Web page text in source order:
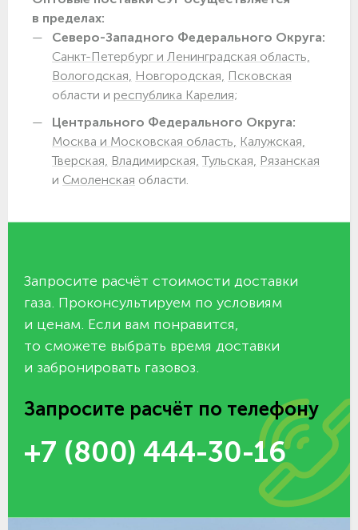
в пределах:
Северо-Западного Федерального Округа:
Санкт-Петербург и Ленинградская область,
Вологодская, Новгородская, Псковская
области и республика Карелия;
Центрального Федерального Округа:
Москва и Московская область, Калужская,
Тверская, Владимирская, Тульская, Рязанская
и Смоленская области.
Запросите расчёт стоимости доставки
газа. Проконсультируем по условиям
и ценам. Если вам понравится,
то сможете выбрать время доставки
и забронировать газовоз.
Запросите расчёт по телефону
+7 (800) 444-30-16